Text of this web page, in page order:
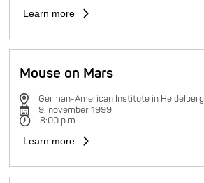
Learn more
Mouse on Mars
German-American Institute in Heidelberg
9. november 1999
8:00 p.m.
Learn more